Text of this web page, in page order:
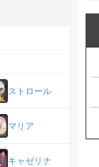
ストロール
マリア
キャゼリナ